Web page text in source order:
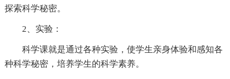
探索科学秘密。
2、实验：
科学课就是通过各种实验，使学生亲身体验和感知各
种科学秘密，培养学生的科学素养。